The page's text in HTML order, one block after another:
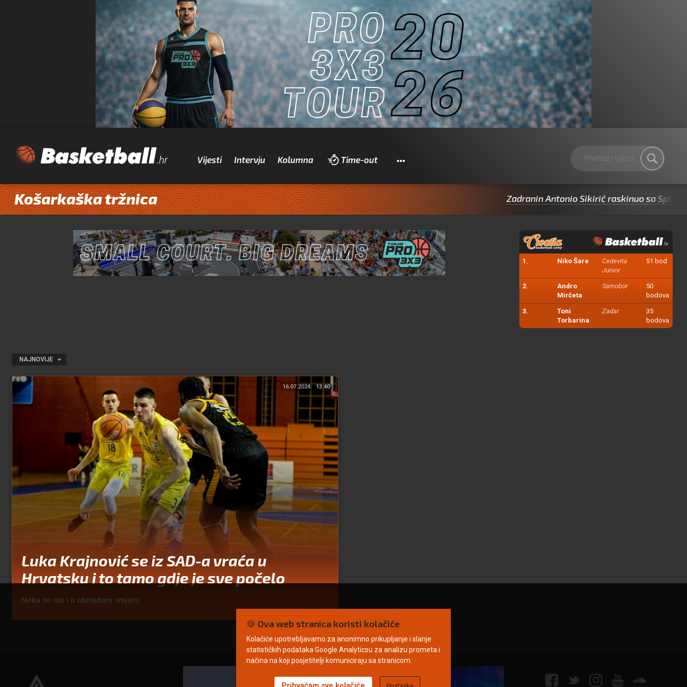
Vijesti Intervju Kolumna Time-out Pretraži
Košarkaška tržnica Zadranin Antonio Sikirić raskinuo sa Splitom pa
1. Niko Šare
Cedevita
Junior
51 bod
2.
Andro
Mirčeta
Samobor
50
bodova
3.
Toni
Torbarina
Zadar
35
bodova
NAJNOVIJE
16.07.2024. 13:40
Luka Krajnović se iz SAD-a vraća u
Hrvatsku i to tamo gdje je sve počelo
Neka se ide i u obrnutom smjeru
🍪 Ova web stranica koristi kolačiće
Kolačiće upotrebljavamo za anonimno prikupljanje i slanje
statističkih podataka Google Analyticsu za analizu prometa i
načina na koji posjetitelji komuniciraju sa stranicom.